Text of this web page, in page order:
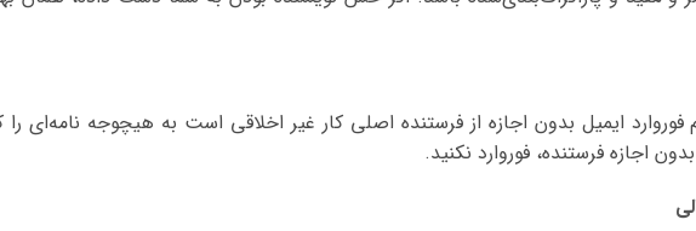
فوروارد ایمیل بدون اجازه از فرستنده اصلی کار غیر اخلاقی است به هیچوجه نامه‌ای را
اجازه فرستنده، فوروارد نکنید.